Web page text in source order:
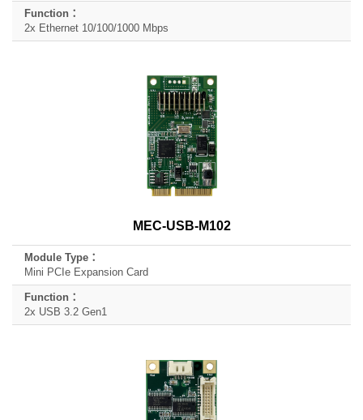
2x Ethernet 10/100/1000 Mbps
MEC-USB-M102
Mini PCIe Expansion Card
2x USB 3.2 Gen1